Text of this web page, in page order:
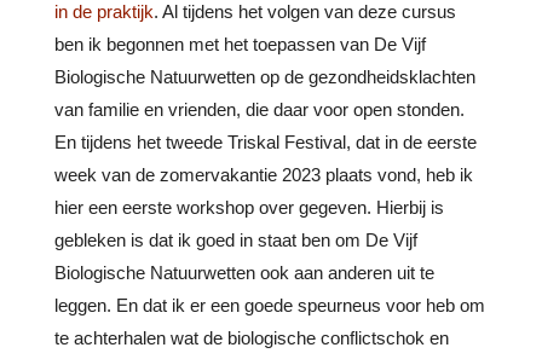
in de praktijk. Al tijdens het volgen van deze cursus
ben ik begonnen met het toepassen van De Vijf
Biologische Natuurwetten op de gezondheidsklachten
van familie en vrienden, die daar voor open stonden.
En tijdens het tweede Triskal Festival, dat in de eerste
week van de zomervakantie 2023 plaats vond, heb ik
hier een eerste workshop over gegeven. Hierbij is
gebleken is dat ik goed in staat ben om De Vijf
Biologische Natuurwetten ook aan anderen uit te
leggen. En dat ik er een goede speurneus voor heb om
te achterhalen wat de biologische conflictschok en